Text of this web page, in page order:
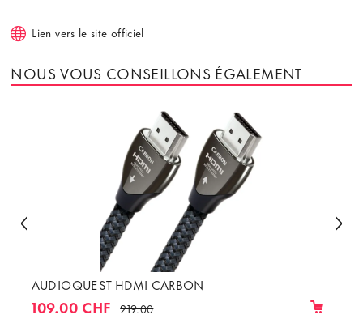
Lien vers le site officiel
NOUS VOUS CONSEILLONS ÉGALEMENT
AUDIOQUEST HDMI CARBON
109.00 CHF 219.00